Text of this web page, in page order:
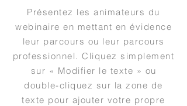
Présentez les animateurs du
webinaire en mettant en évidence
leur parcours ou leur parcours
professionnel. Cliquez simplement
sur « Modifier le texte » ou
double-cliquez sur la zone de
texte pour ajouter votre propre